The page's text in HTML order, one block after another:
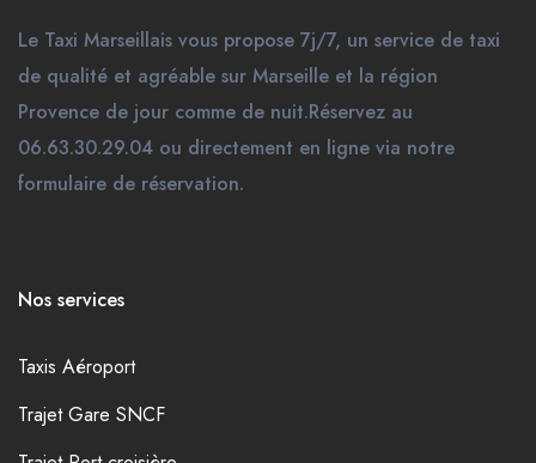
Le Taxi Marseillais vous propose 7j/7, un service de taxi
de qualité et agréable sur Marseille et la région
Provence de jour comme de nuit.Réservez au
06.63.30.29.04 ou directement en ligne via notre
formulaire de réservation.
Nos services
Taxis Aéroport
Trajet Gare SNCF